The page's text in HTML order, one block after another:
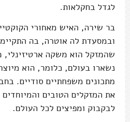
לגדל בחקלאות.
בר שירה, האיש מאחורי
ובמסעדת לה אוטרה, בה
שהמזקל הוא משקה ארטיזינלי,
נשארו בעולם, כלומר, הוא
מתכונים משפחתיים סודיים.
את המזקלים הטובים
לבקבוק ומפיצים לכל העולם.